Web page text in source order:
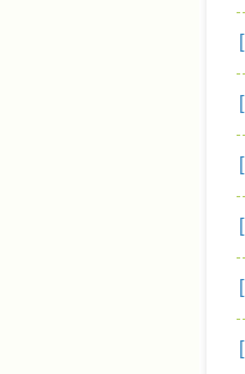
[
[
[
[
[
[